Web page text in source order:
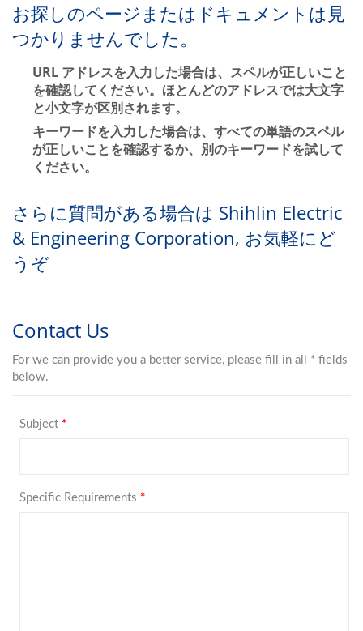
お探しのページまたはドキュメントは見
つかりませんでした。
URL アドレスを入力した場合は、スペルが正しいこと
を確認してください。ほとんどのアドレスでは大文字
と小文字が区別されます。
キーワードを入力した場合は、すべての単語のスペル
が正しいことを確認するか、別のキーワードを試して
ください。
さらに質問がある場合は Shihlin Electric
& Engineering Corporation, お気軽にど
うぞ